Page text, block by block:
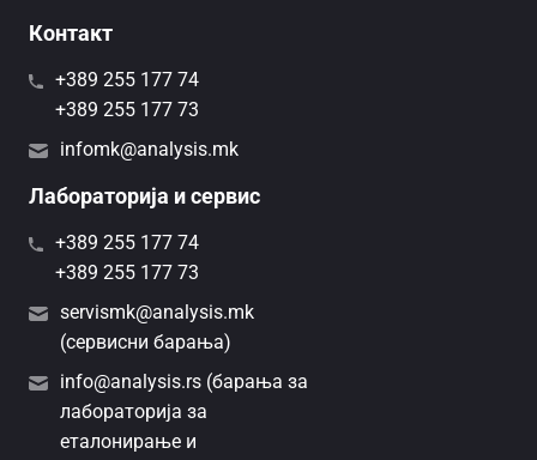
Контакт
+389 255 177 74
+389 255 177 73
infomk@analysis.mk
Лабораторија и сервис
+389 255 177 74
+389 255 177 73
servismk@analysis.mk
(сервисни барања)
info@analysis.rs (барања за
лабораторија за
еталонирање и